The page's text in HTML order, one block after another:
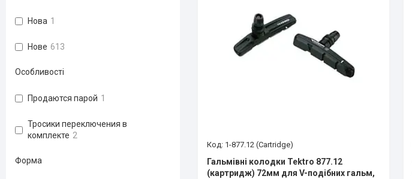
1-877.12 (Cartridge)
Гальмівні колодки Tektro 877.12
(картридж) 72мм для V-подібних гальм,
Нова 1
Нове 613
Особливості
Продаются парой 1
Тросики переключения в
комплекте 2
Форма